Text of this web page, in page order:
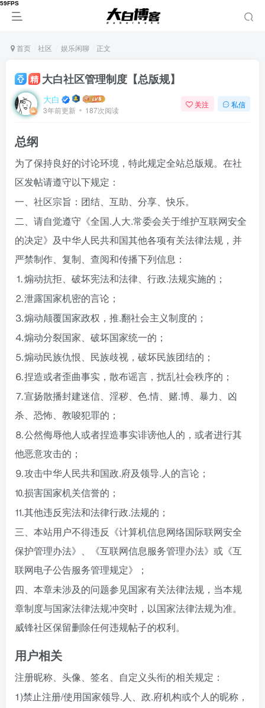
首页 社区 娱乐闲聊 正文
精 大白社区管理制度【总版规】
大白
3年前更新 187次阅读
关注 私信
总纲
为了保持良好的讨论环境，特此规定全站总版规。在社
区发帖请遵守以下规定：
一、社区宗旨：团结、互助、分享、快乐。
二、请自觉遵守《全国.人大.常委会关于维护互联网安全
的决定》及中华人民共和国其他各项有关法律法规，并
严禁制作、复制、查阅和传播下列信息：
⒈煽动抗拒、破坏宪法和法律、行政.法规实施的；
⒉泄露国家机密的言论；
⒊煽动颠覆国家政权，推.翻社会主义制度的；
⒋煽动分裂国家、破坏国家统一的；
⒌煽动民族仇恨、民族歧视，破坏民族团结的；
⒍捏造或者歪曲事实，散布谣言，扰乱社会秩序的；
⒎宣扬散播封建迷信、淫秽、色.情、赌.博、暴力、凶
杀、恐怖、教唆犯罪的；
⒏公然侮辱他人或者捏造事实诽谤他人的，或者进行其
他恶意攻击的；
⒐攻击中华人民共和国政.府及领导.人的言论；
⒑损害国家机关信誉的；
⒒其他违反宪法和法律行政.法规的；
三、本站用户不得违反《计算机信息网络国际联网安全
保护管理办法》、《互联网信息服务管理办法》或《互
联网电子公告服务管理规定》；
四、本章未涉及的问题参见国家有关法律法规，当本规
章制度与国家法律法规冲突时，以国家法律法规为准。
威锋社区保留删除任何违规帖子的权利。
用户相关
注册昵称、头像、签名、自定义头衔的相关规定：
1)禁止注册/使用国家领导.人、政.府机构或个人的昵称，